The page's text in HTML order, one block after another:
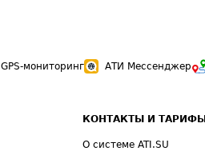
GPS-мониторинг АТИ Мессенджер
КОНТАКТЫ И ТАРИФЫ
О системе ATI.SU